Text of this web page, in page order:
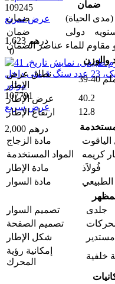
109245
عرض سريع
1,623 درهم
0
107791
عرض سريع
2,000 درهم
ضمان
ضمان
الحیاة)
ضمان
دولی
عناصر الضمان للماء
والوزن
نطاق عرض
الإطار
40 ملم
عرض الإطار
40.2
ارتفاع الإطار
12.8
مادة الزجاج
الياقوت
المواد المستخدمة
کریمه
مادة الإطار
فُولاَذ
مادة السوار
الطبيعي
تصمیم السوار
جلدی
تصميم الصفحة
شكل الإطار
مستدير
إمكانية رؤية
المحرك
خلفية